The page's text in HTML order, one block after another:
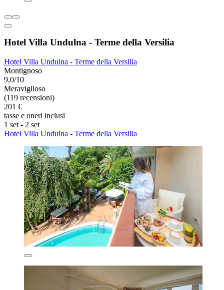
Hotel Villa Undulna - Terme della Versilia
Hotel Villa Undulna - Terme della Versilia
Montignoso
9,0/10
Meraviglioso
(119 recensioni)
201 €
tasse e oneri inclusi
1 set - 2 set
Hotel Villa Undulna - Terme della Versilia